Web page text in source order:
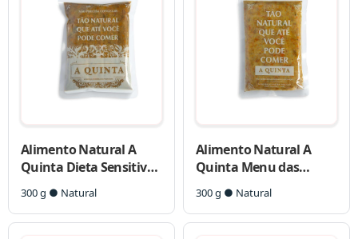
Alimento Natural A
Quinta Dieta Sensitive
para Cães
300 g ● Natural
Alimento Natural A
Quinta Menu das
Estações para Cães
300 g ● Natural